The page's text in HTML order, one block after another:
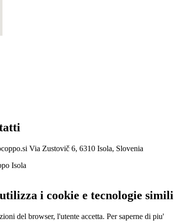
Via Zustovič 6, 6310 Isola, Slovenia
Isola
i cookie e tecnologie
del browser, l'utente accetta. Per saperne di piu'